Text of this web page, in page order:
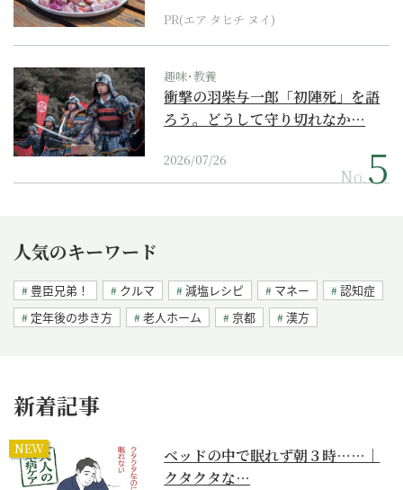
PR(エア タヒチ ヌイ)
趣味･教養
衝撃の羽柴与一郎「初陣死」を語
ろう。どうして守り切れなか…
2026/07/26
No.
人気のキーワード
豊臣兄弟！ クルマ 減塩レシピ マネー
認知症
定年後の歩き方
老人ホーム 京都 漢方
新着記事
NEW
ベッドの中で眠れず朝３時……｜
クタクタな…